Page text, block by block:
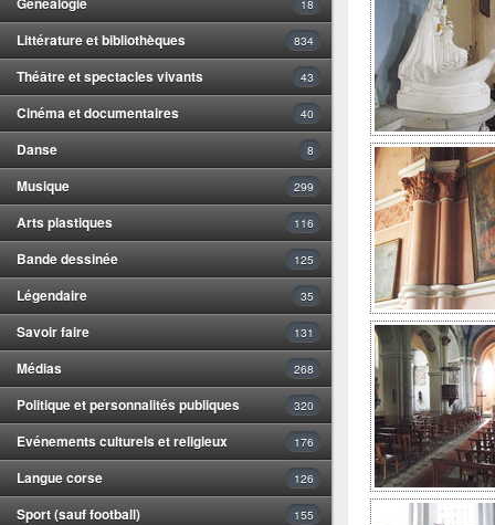
18
Littérature et bibliothèques 834
Théâtre et spectacles vivants 43
Cinéma et documentaires 40
Danse 8
Musique 299
Arts plastiques 116
Bande dessinée 125
Légendaire 35
Savoir faire 131
Médias 268
Politique et personnalités publiques 320
Evénements culturels et religieux 176
Langue corse 126
Sport (sauf football) 155